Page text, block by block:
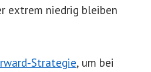
extrem niedrig bleiben
Strategie, um bei